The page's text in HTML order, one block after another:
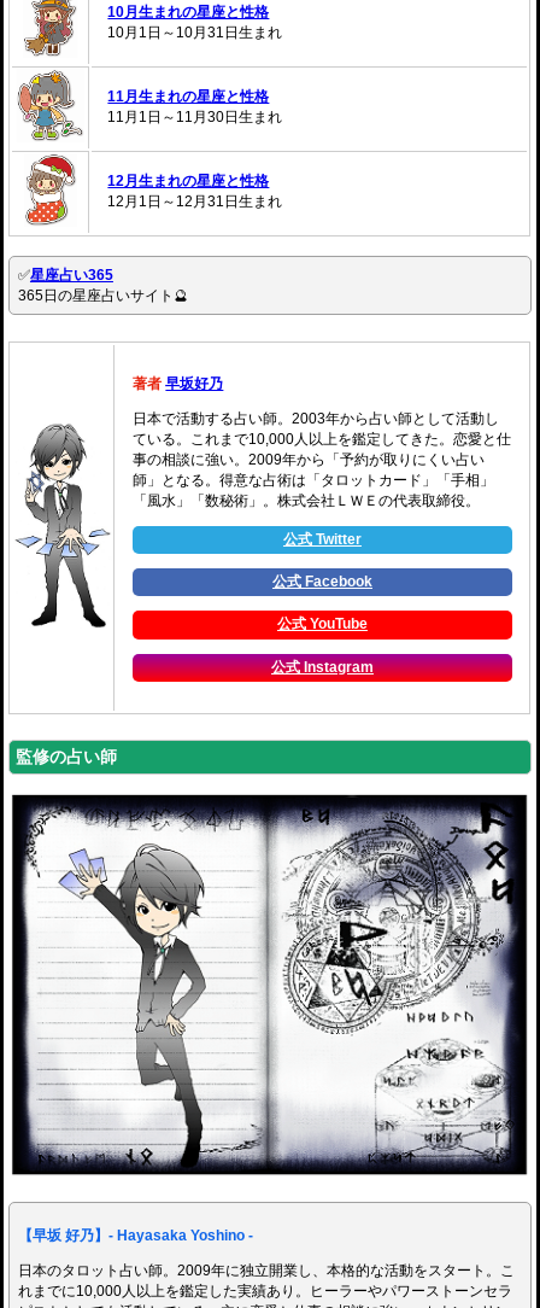
10月生まれの星座と性格
10月1日～10月31日生まれ
11月生まれの星座と性格
11月1日～11月30日生まれ
12月生まれの星座と性格
12月1日～12月31日生まれ
✅星座占い365
365日の星座占いサイト🔮
著者 早坂好乃
日本で活動する占い師。2003年から占い師として活動し
ている。これまで10,000人以上を鑑定してきた。恋愛と仕
事の相談に強い。2009年から「予約が取りにくい占い
師」となる。得意な占術は「タロットカード」「手相」
「風水」「数秘術」。株式会社ＬＷＥの代表取締役。
公式 Twitter
公式 Facebook
公式 YouTube
公式 Instagram
監修の占い師
【早坂 好乃】- Hayasaka Yoshino -
日本のタロット占い師。2009年に独立開業し、本格的な活動をスタート。こ
れまでに10,000人以上を鑑定した実績あり。ヒーラーやパワーストーンセラ